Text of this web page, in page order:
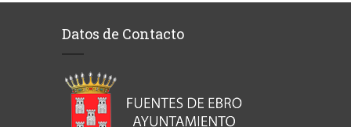
Datos de Contacto